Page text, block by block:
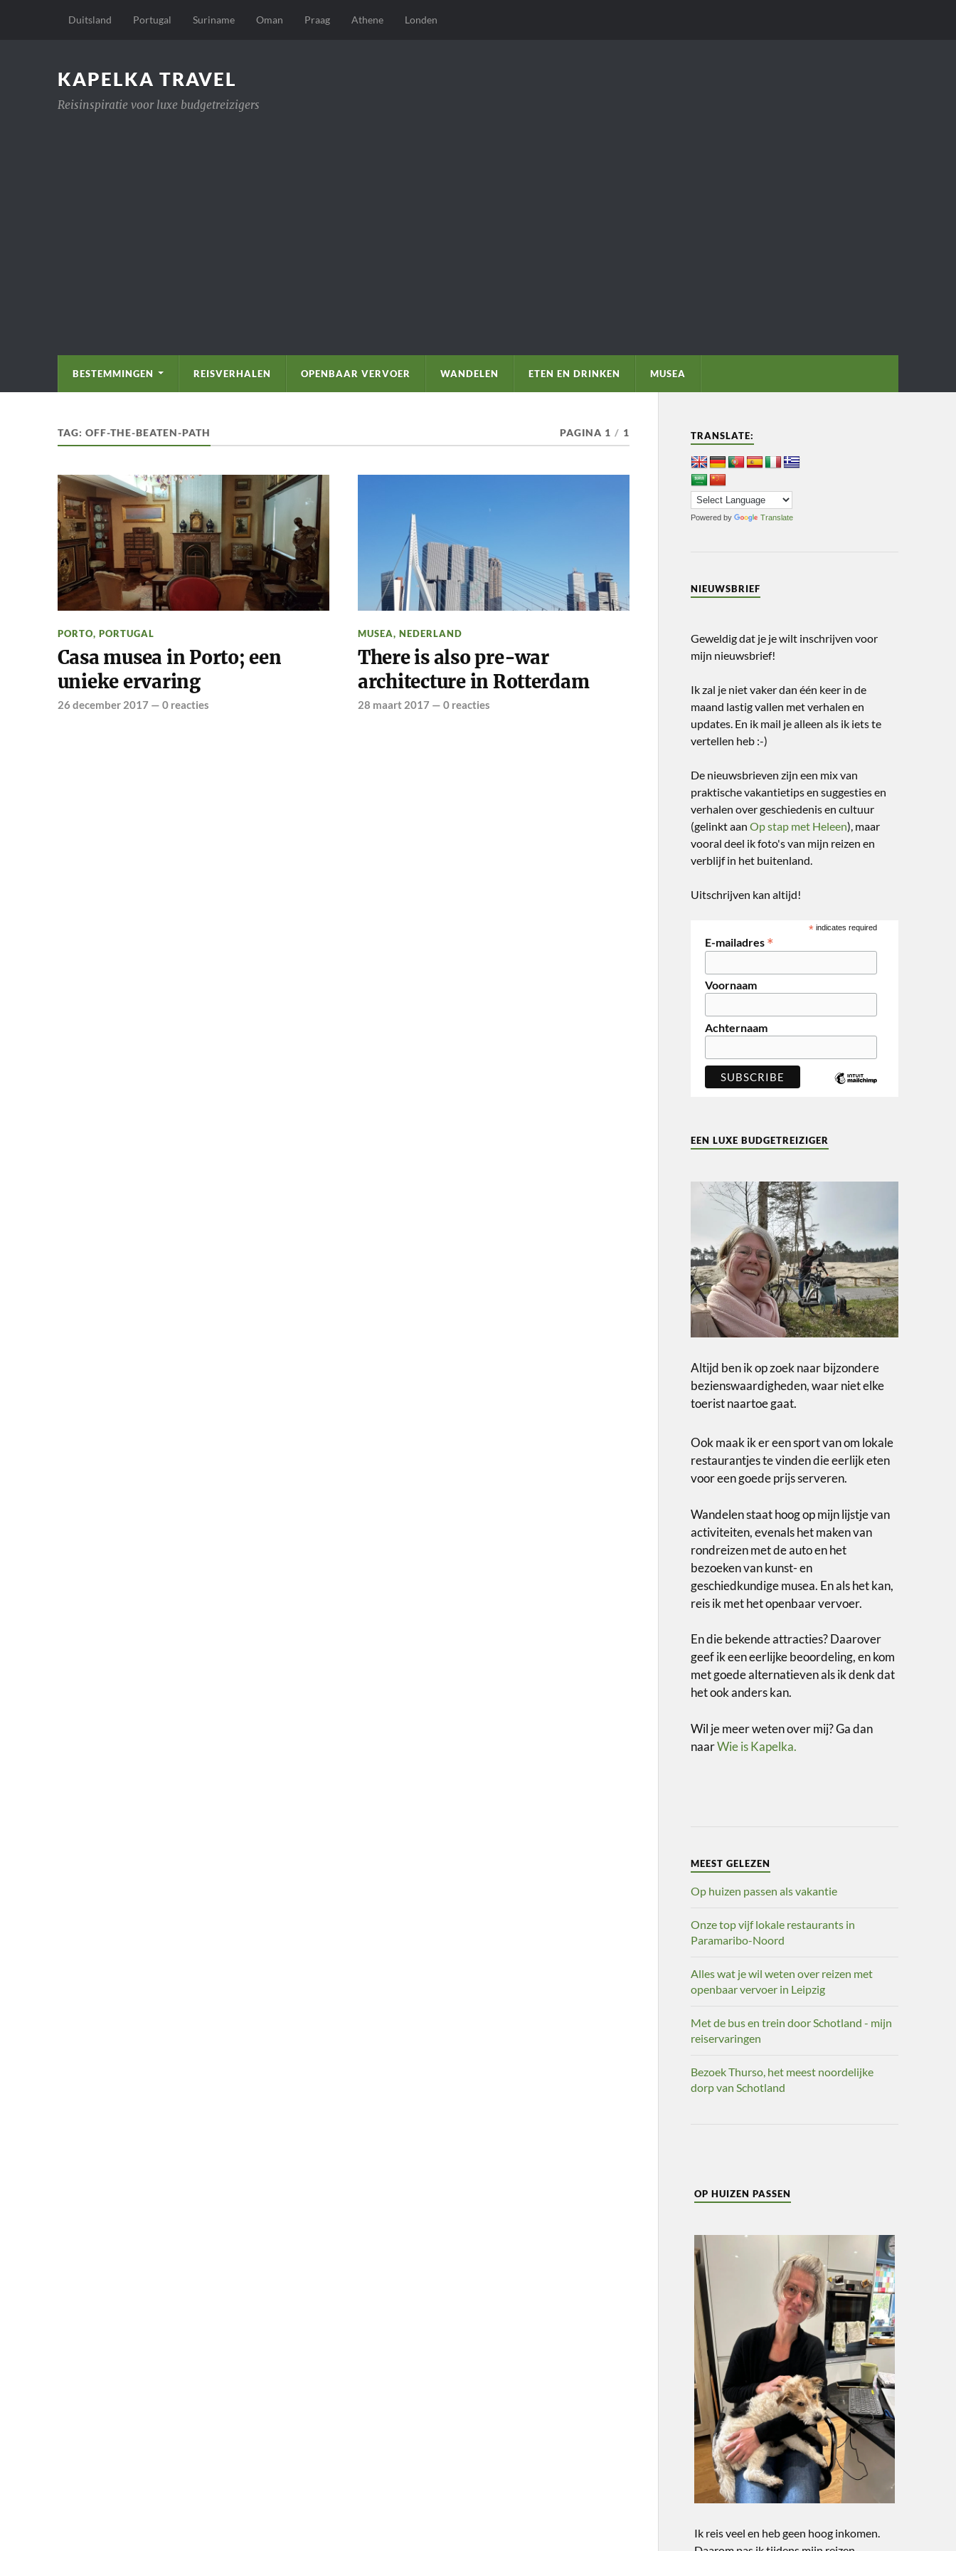
Duitsland Portugal Suriname Oman Praag Athene Londen
KAPELKA TRAVEL
Reisinspiratie voor luxe budgetreizigers
BESTEMMINGEN REISVERHALEN OPENBAAR VERVOER WANDELEN ETEN EN DRINKEN MUSEA
TAG: OFF-THE-BEATEN-PATH PAGINA 1 / 1
PORTO, PORTUGAL
Casa musea in Porto; een
unieke ervaring
26 december 2017— 0 reacties
MUSEA, NEDERLAND
There is also pre-war
architecture in Rotterdam
28 maart 2017— 0 reacties
TRANSLATE:
Powered by Translate
NIEUWSBRIEF
Geweldig dat je je wilt inschrijven voor
mijn nieuwsbrief!
Ik zal je niet vaker dan één keer in de
maand lastig vallen met verhalen en
updates. En ik mail je alleen als ik iets te
vertellen heb :-)
De nieuwsbrieven zijn een mix van
praktische vakantietips en suggesties en
verhalen over geschiedenis en cultuur
(gelinkt aan Op stap met Heleen), maar
vooral deel ik foto's van mijn reizen en
verblijf in het buitenland.
Uitschrijven kan altijd!
* indicates required
E-mailadres *
Voornaam
Achternaam
EEN LUXE BUDGETREIZIGER
Altijd ben ik op zoek naar bijzondere
bezienswaardigheden, waar niet elke
toerist naartoe gaat.
Ook maak ik er een sport van om lokale
restaurantjes te vinden die eerlijk eten
voor een goede prijs serveren.
Wandelen staat hoog op mijn lijstje van
activiteiten, evenals het maken van
rondreizen met de auto en het
bezoeken van kunst- en
geschiedkundige musea. En als het kan,
reis ik met het openbaar vervoer.
En die bekende attracties? Daarover
geef ik een eerlijke beoordeling, en kom
met goede alternatieven als ik denk dat
het ook anders kan.
Wil je meer weten over mij? Ga dan
naarWie is Kapelka.
MEEST GELEZEN
Op huizen passen als vakantie
Onze top vijf lokale restaurants in
Paramaribo-Noord
Alles wat je wil weten over reizen met
openbaar vervoer in Leipzig
Met de bus en trein door Schotland - mijn
reiservaringen
Bezoek Thurso, het meest noordelijke
dorp van Schotland
OP HUIZEN PASSEN
Ik reis veel en heb geen hoog inkomen.